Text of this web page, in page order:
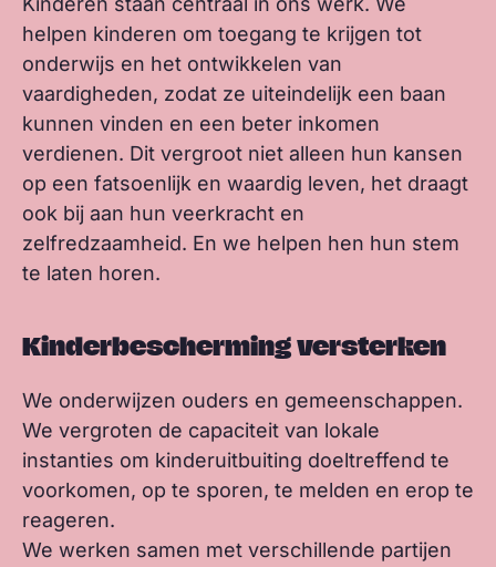
helpen kinderen om toegang te krijgen tot
onderwijs en het ontwikkelen van
vaardigheden, zodat ze uiteindelijk een baan
kunnen vinden en een beter inkomen
verdienen. Dit vergroot niet alleen hun kansen
op een fatsoenlijk en waardig leven, het draagt
ook bij aan hun veerkracht en
zelfredzaamheid. En we helpen hen hun stem
te laten horen.
Kinderbescherming versterken
We onderwijzen ouders en gemeenschappen.
We vergroten de capaciteit van lokale
instanties om kinderuitbuiting doeltreffend te
voorkomen, op te sporen, te melden en erop te
reageren.
We werken samen met verschillende partijen